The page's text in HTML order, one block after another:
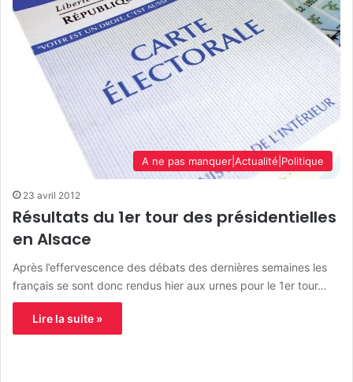
A ne pas manquer|Actualité|Politique
23 avril 2012
Résultats du 1er tour des présidentielles
en Alsace
Après l’effervescence des débats des dernières semaines les
français se sont donc rendus hier aux urnes pour le 1er tour…
Lire la suite »